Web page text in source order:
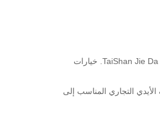
لقد تطورت مجففات الأيدي عالية السرعة إلى تركيبات موثوقة وصحية وفعالة من حيث التكلفة للحمامات التجارية والعامة. توفر سلسلة XinDa GSQ من شركة TaiShan Jie Da Electrical Co. خيارات
التجاري المناسب إلى